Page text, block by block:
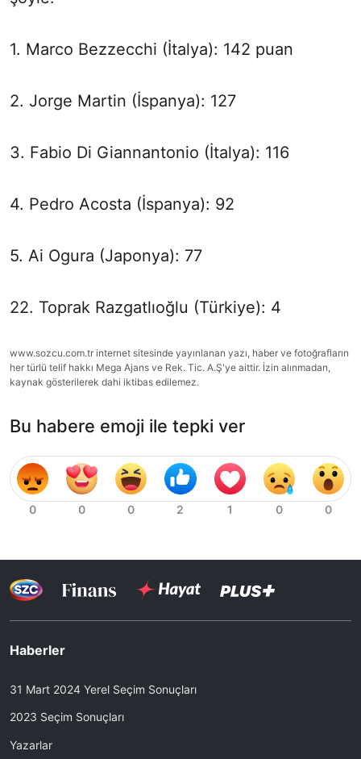
1. Marco Bezzecchi (İtalya): 142 puan
2. Jorge Martin (İspanya): 127
3. Fabio Di Giannantonio (İtalya): 116
4. Pedro Acosta (İspanya): 92
5. Ai Ogura (Japonya): 77
22. Toprak Razgatlıoğlu (Türkiye): 4
www.sozcu.com.tr internet sitesinde yayınlanan yazı, haber ve fotoğrafların
her türlü telif hakkı Mega Ajans ve Rek. Tic. A.Ş'ye aittir. İzin alınmadan,
kaynak gösterilerek dahi iktibas edilemez.
Bu habere emoji ile tepki ver
Haberler
31 Mart 2024 Yerel Seçim Sonuçları
2023 Seçim Sonuçları
Yazarlar